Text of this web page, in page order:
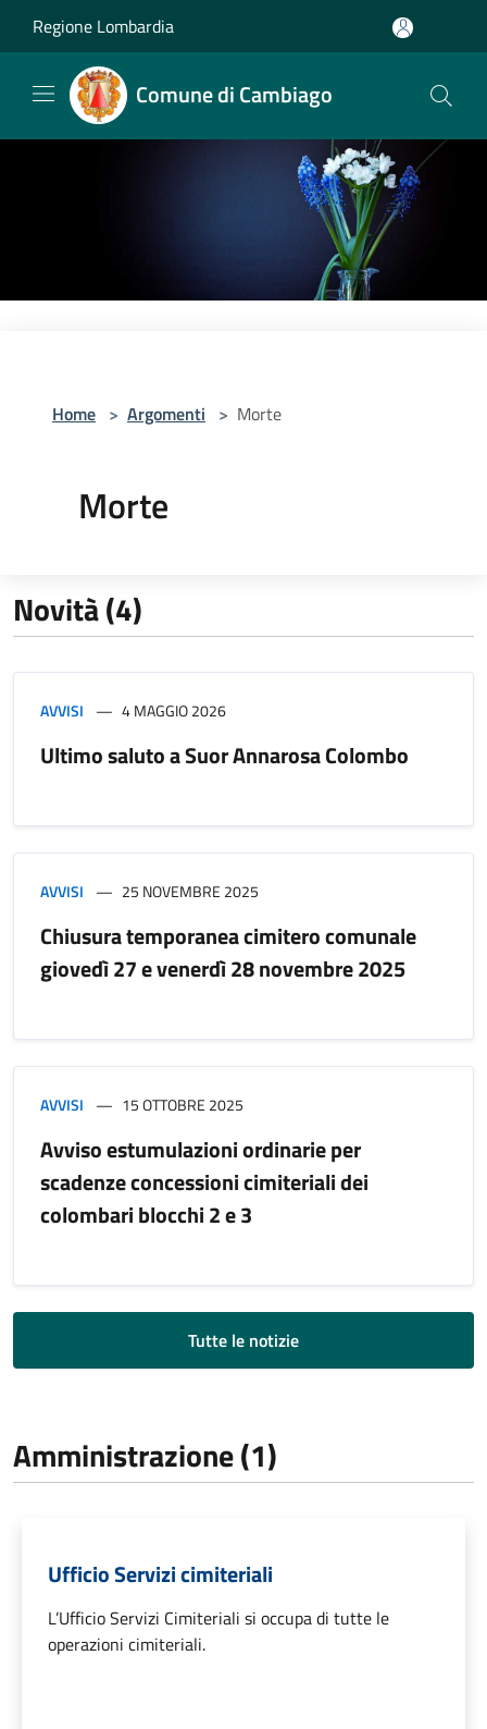
Regione Lombardia
Comune di Cambiago
Home > Argomenti > Morte
Morte
Novità (4)
AVVISI 4 MAGGIO 2026
Ultimo saluto a Suor Annarosa Colombo
AVVISI 25 NOVEMBRE 2025
Chiusura temporanea cimitero comunale
giovedì 27 e venerdì 28 novembre 2025
AVVISI 15 OTTOBRE 2025
Avviso estumulazioni ordinarie per
scadenze concessioni cimiteriali dei
colombari blocchi 2 e 3
Tutte le notizie
Amministrazione (1)
Ufficio Servizi cimiteriali
L’Ufficio Servizi Cimiteriali si occupa di tutte le
operazioni cimiteriali.